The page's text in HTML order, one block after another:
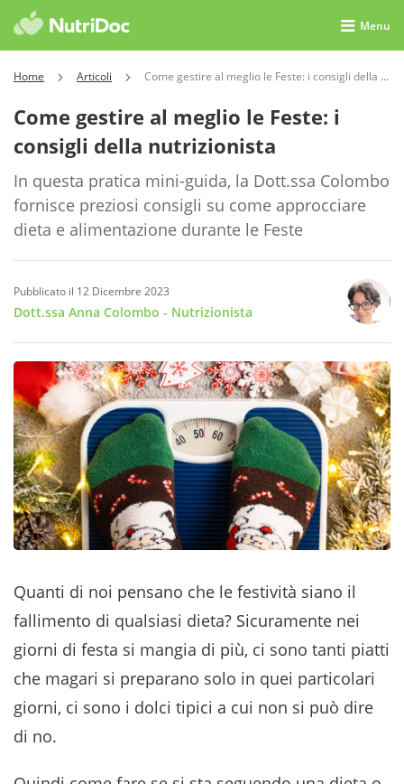
Menu
Home Articoli Come gestire al meglio le Feste: i consigli della nutrizionista
Come gestire al meglio le Feste: i
consigli della nutrizionista
In questa pratica mini-guida, la Dott.ssa Colombo
fornisce preziosi consigli su come approcciare
dieta e alimentazione durante le Feste
Pubblicato il 12 Dicembre 2023
Dott.ssa Anna Colombo - Nutrizionista
Quanti di noi pensano che le festività siano il
fallimento di qualsiasi dieta? Sicuramente nei
giorni di festa si mangia di più, ci sono tanti piatti
che magari si preparano solo in quei particolari
giorni, ci sono i dolci tipici a cui non si può dire
di no.